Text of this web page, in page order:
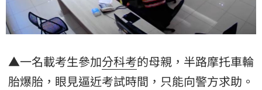
▲一名載考生參加分科考的母親，半路摩托車輪
胎爆胎，眼見逼近考試時間，只能向警方求助。